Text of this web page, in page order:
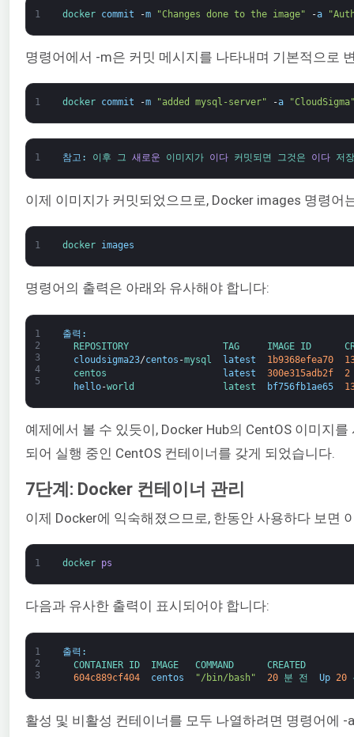
1 docker commit -m "Changes done to the image" -a
명령어에서 -m은 커밋 메시지를 나타내며 기본적으로
1 docker commit -m "added mysql-server" -a
1 참고 : 이후 그 새로운 이미지가 이다 커밋되면 그것은 이다 저
이제 이미지가 커밋되었으므로, Docker images 명령
1 docker images
명령어의 출력은 아래와 유사해야 합니다:
1
2
3
4
5
출력 :
REPOSITORY TAG IMAGE ID
cloudsigma23/centos -mysql latest 1b9368efea70
centos
latest 300e315adb2f
2
hello-world latest bf756fb1ae65
예제에서 볼 수 있듯이, Docker Hub의 CentOS 이미지
되어 실행 중인 CentOS 컨테이너를 갖게 되었습니다.
7단계: Docker 컨테이너 관리
이제 Docker에 익숙해졌으므로, 한동안 사용하다 보면
1 docker ps
다음과 유사한 출력이 표시되어야 합니다:
1
2
3
출력 :
CONTAINER ID IMAGE COMMAND
604c889cf404
centos "/bin/bash" 20 분 전 Up 20
활성 및 비활성 컨테이너를 모두 나열하려면 명령어에